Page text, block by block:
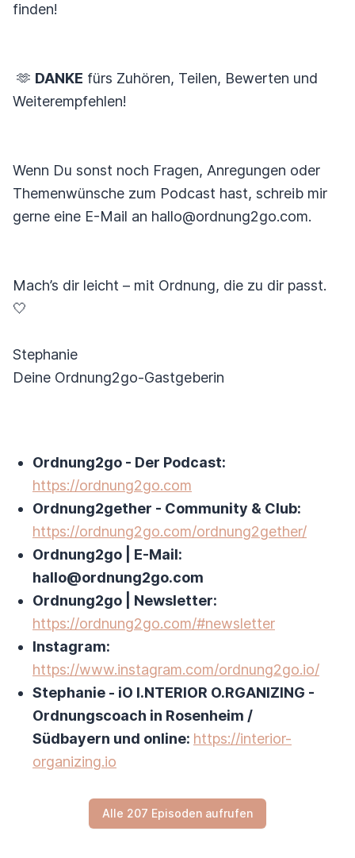
finden!
🫶 DANKE fürs Zuhören, Teilen, Bewerten und
Weiterempfehlen!
Wenn Du sonst noch Fragen, Anregungen oder
Themenwünsche zum Podcast hast, schreib mir
gerne eine E-Mail an hallo@ordnung2go.com.
Mach’s dir leicht – mit Ordnung, die zu dir passt.
🤍
Stephanie
Deine Ordnung2go-Gastgeberin
Ordnung2go - Der Podcast:
https://ordnung2go.com
Ordnung2gether - Community & Club:
https://ordnung2go.com/ordnung2gether/
Ordnung2go | E-Mail:
hallo@ordnung2go.com
Ordnung2go | Newsletter:
https://ordnung2go.com/#newsletter
Instagram:
https://www.instagram.com/ordnung2go.io/
Stephanie - iO I.NTERIOR O.RGANIZING -
Ordnungscoach in Rosenheim /
Südbayern und online: https://interior-
organizing.io
Alle 207 Episoden aufrufen